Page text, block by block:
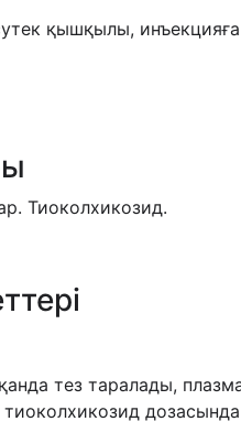
қышқылы, инъекцияға
Тиоколхикозид.
тез таралады,
тиоколхикозид